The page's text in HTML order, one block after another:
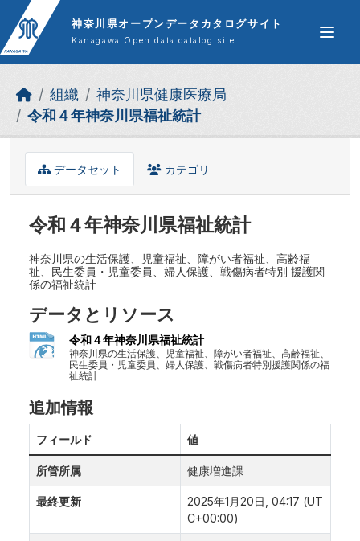
Skip to main content
神奈川県オープンデータカタログサイト
Kanagawa Open data catalog site
組織
神奈川県健康医療局
令和４年神奈川県福祉統計
データセット カテゴリ
令和４年神奈川県福祉統計
神奈川県の生活保護、児童福祉、障がい者福祉、高齢福
祉、民生委員・児童委員、婦人保護、戦傷病者特別 援護関
係の福祉統計
データとリソース
令和４年神奈川県福祉統計
神奈川県の生活保護、児童福祉、障がい者福祉、高齢福祉、
民生委員・児童委員、婦人保護、戦傷病者特別援護関係の福
祉統計
追加情報
フィールド 値
所管所属 健康増進課
最終更新
2025年1月20日, 04:17 (UT
C+00:00)